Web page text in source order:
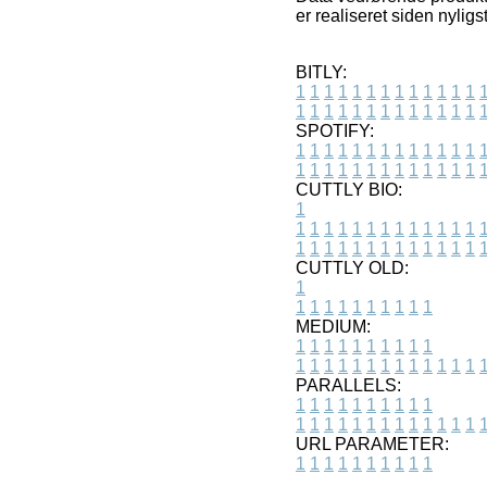
er realiseret siden
BITLY:
1 1 1 1 1 1 1 1 1 1 1 1 1 1
1 1 1 1 1 1 1 1 1 1 1 1 1 1
SPOTIFY:
1 1 1 1 1 1 1 1 1 1 1 1 1 1
1 1 1 1 1 1 1 1 1 1 1 1 1 1
CUTTLY BIO:
1
1 1 1 1 1 1 1 1 1 1 1 1 1 1
1 1 1 1 1 1 1 1 1 1 1 1 1 1
CUTTLY OLD:
1
1 1 1 1 1 1 1 1 1 1
MEDIUM:
1 1 1 1 1 1 1 1 1 1
1 1 1 1 1 1 1 1 1 1 1 1 1 1
PARALLELS:
1 1 1 1 1 1 1 1 1 1
1 1 1 1 1 1 1 1 1 1 1 1 1 1
URL PARAMETER:
1 1 1 1 1 1 1 1 1 1